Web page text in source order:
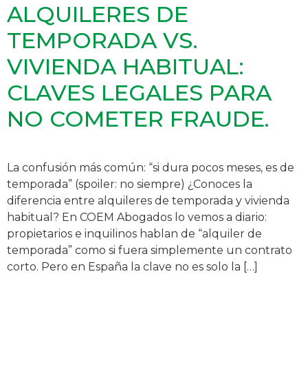
ALQUILERES DE
TEMPORADA VS.
VIVIENDA HABITUAL:
CLAVES LEGALES PARA
NO COMETER FRAUDE.
La confusión más común: “si dura pocos meses, es de
temporada” (spoiler: no siempre) ¿Conoces la
diferencia entre alquileres de temporada y vivienda
habitual? En COEM Abogados lo vemos a diario:
propietarios e inquilinos hablan de “alquiler de
temporada” como si fuera simplemente un contrato
corto. Pero en España la clave no es solo la […]